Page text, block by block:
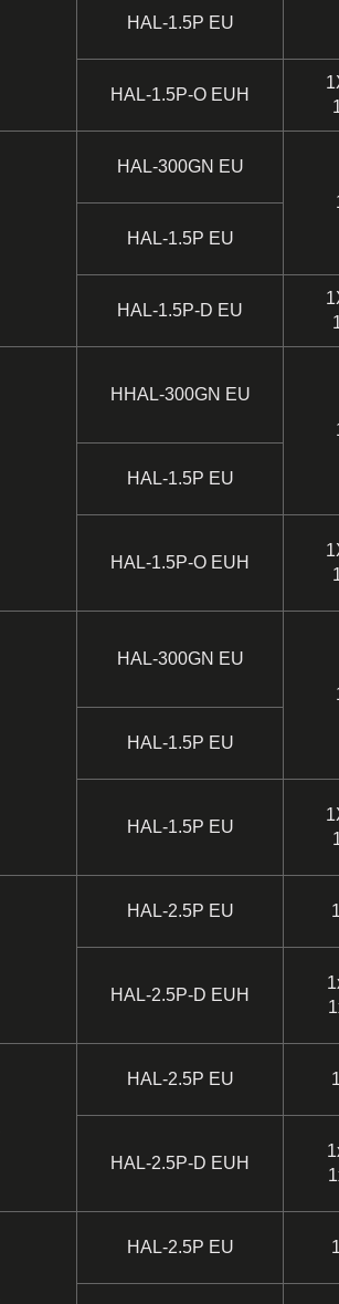
HAL-1.5P EU
HAL-1.5P-O EUH
HAL-300GN EU
HAL-1.5P EU
HAL-1.5P-D EU
HHAL-300GN EU
HAL-1.5P EU
HAL-1.5P-O EUH
HAL-300GN EU
HAL-1.5P EU
HAL-1.5P EU
HAL-2.5P EU
HAL-2.5P-D EUH
HAL-2.5P EU
HAL-2.5P-D EUH
HAL-2.5P EU